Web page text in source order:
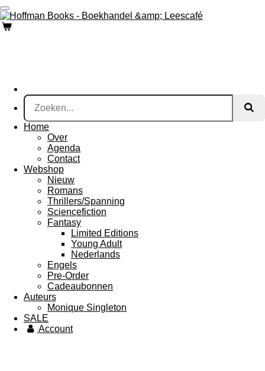
Ga
direct
naar
Home
Over
Agenda
Contact
Webshop
Nieuw
Romans
Thrillers/Spanning
Sciencefiction
Fantasy
Limited Editions
Young Adult
Nederlands
Engels
Pre-Order
Cadeaubonnen
Auteurs
Monique Singleton
SALE
Account